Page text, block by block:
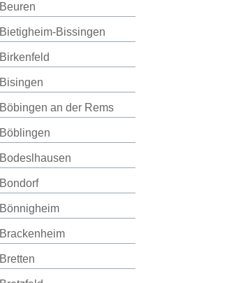
Beuren
Bietigheim-Bissingen
Birkenfeld
Bisingen
Böbingen an der Rems
Böblingen
Bodeslhausen
Bondorf
Bönnigheim
Brackenheim
Bretten